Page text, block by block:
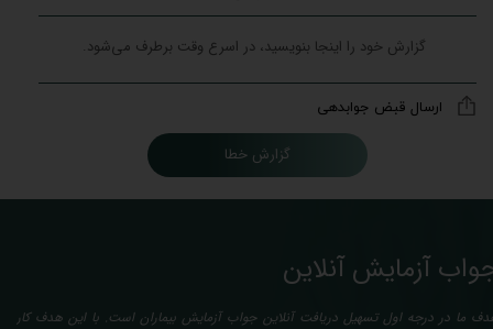
گزارش خطا
ارسال قبض جوابدهی
آزمایش آنلاین
ما در درجه اول تسهیل دریافت آنلاین جواب آزمایش بیماران است. با این هدف کار